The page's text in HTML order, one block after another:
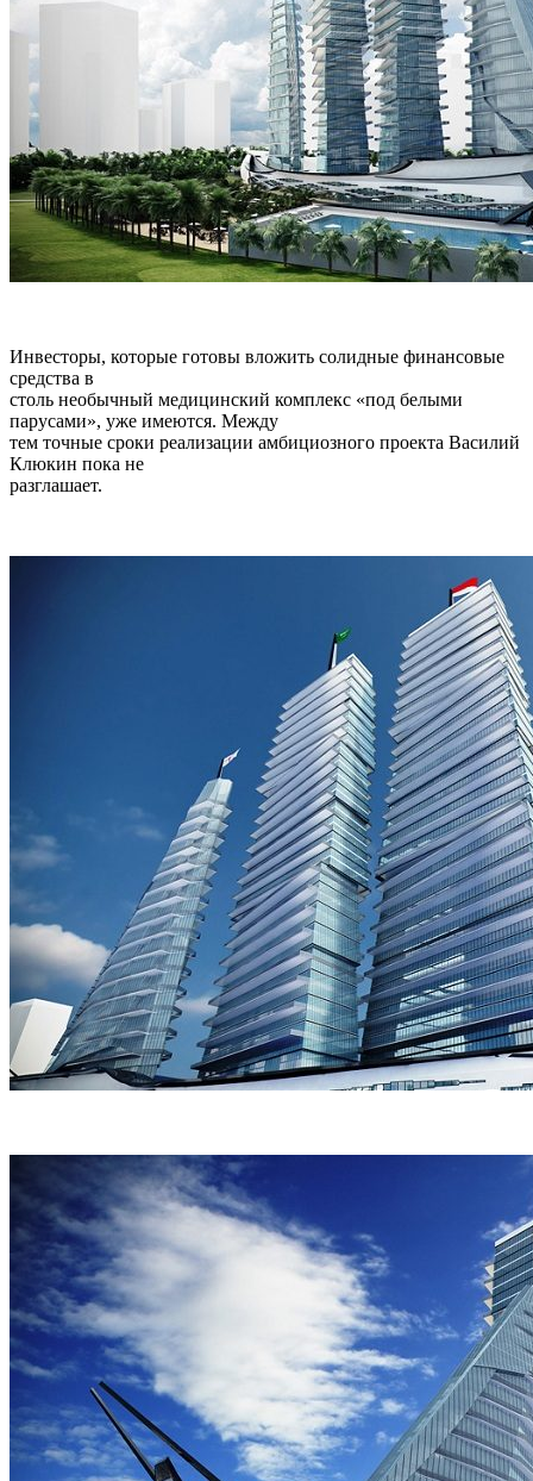
Инвесторы, которые готовы вложить солидные финансовые
средства в
столь необычный медицинский комплекс «под белыми
парусами», уже имеются. Между
тем точные сроки реализации амбициозного проекта Василий
Клюкин пока не
разглашает.